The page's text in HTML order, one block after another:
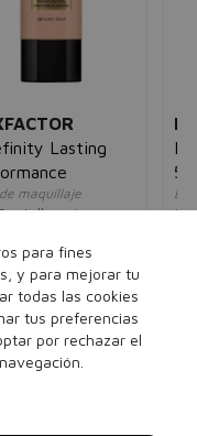
Lasting
maquillaje
unisex
a la cesta
para fines
y para mejorar tu
todas las cookies
tus preferencias
por rechazar el